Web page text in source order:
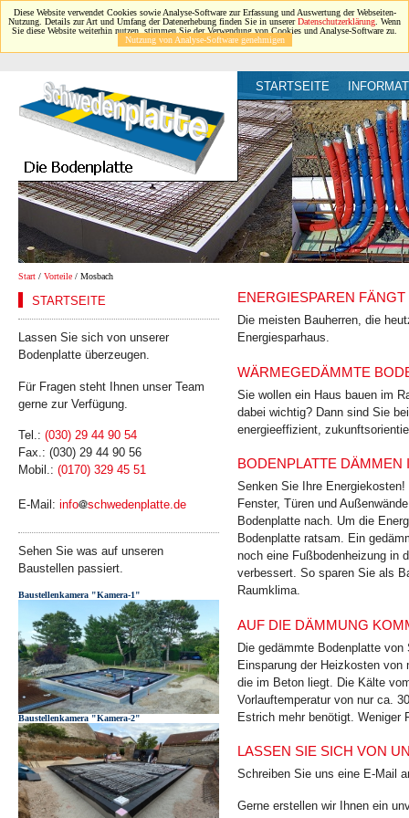
Diese Website verwendet Cookies sowie Analyse-Software zur Erfassung und Auswertung der Webseiten-
Nutzung. Details zur Art und Umfang der Datenerhebung finden Sie in unsererDatenschutzerklärung . Wenn
Sie diese Website weiterhin nutzen, stimmen Sie der Verwendung von Cookies und Analyse-Software zu.
Nutzung von Analyse-Software genehmigen
STARTSEITE
Start / Vorteile / Mosbach
STARTSEITE
Lassen Sie sich von unserer
Bodenplatte überzeugen.
Für Fragen steht Ihnen unser Team
gerne zur Verfügung.
Tel.: (030) 29 44 90 54
Fax.: (030) 29 44 90 56
Mobil.: (0170) 329 45 51
E-Mail: info schwedenplatte.de
Sehen Sie was auf unseren
Baustellen passiert.
Baustellenkamera "Kamera-1"
Baustellenkamera "Kamera-2"
ENERGIESPAREN
Die meisten Bauherren, die
Energiesparhaus.
WÄRMEGEDÄMMTE
Sie wollen ein Haus bauen im
dabei wichtig? Dann sind Sie
energie­effizient,
BODENPLATTE
Senken Sie Ihre
Fenster, Türen und
Bodenplatte nach. Um die
Bodenplatte ratsam. Ein
noch eine Fußbodenheizung in
verbessert. So sparen Sie als
Raumklima.
AUF DIE DÄMMUNG
Die gedämmte Bodenplatte
Einsparung der Heizkosten
die im Beton liegt. Die Kälte
Vorlauftemperatur von nur ca.
Estrich mehr benötigt. Weniger
LASSEN SIE SICH VON
Schreiben Sie uns eine E-Mail
Gerne erstellen wir Ihnen ein